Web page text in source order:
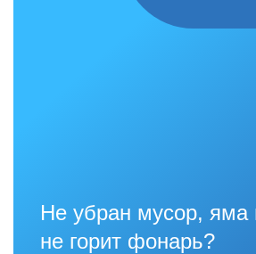
Не убран мусор, яма
не горит фонарь?